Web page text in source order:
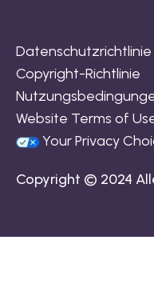
Datenschutzrichtlinie
Copyright-Richtlinie
Website Terms of
Your Privacy
Copyright © 2024